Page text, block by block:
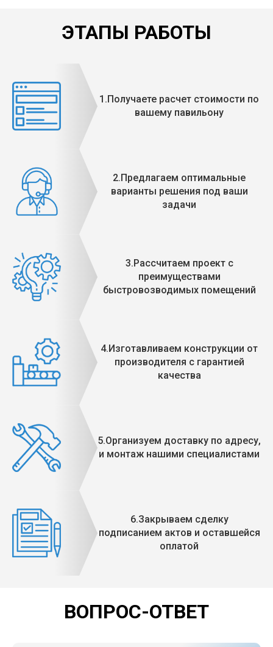
ЭТАПЫ РАБОТЫ
1.Получаете расчет стоимости по
вашему павильону
2.Предлагаем оптимальные
варианты решения под ваши
задачи
3.Рассчитаем проект с
преимуществами
быстровозводимых помещений
4.Изготавливаем конструкции от
производителя с гарантией
качества
5.Организуем доставку по адресу,
и монтаж нашими специалистами
6.Закрываем сделку
подписанием актов и оставшейся
оплатой
ВОПРОС-ОТВЕТ